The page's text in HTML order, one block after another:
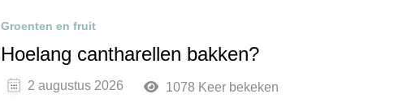
Groenten en fruit
Hoelang cantharellen bakken?
2 augustus 2026 1078 Keer bekeken